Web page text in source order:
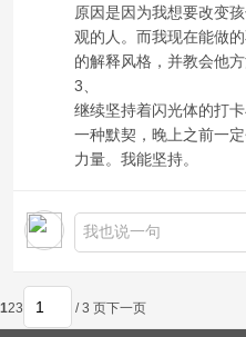
原因是因为我想要改变
观的人。而我现在能做
的解释风格，并教会他方
3、
继续坚持着闪光体的打
一种默契，晚上之前一
力量。我能坚持。
123 / 3 页下一页